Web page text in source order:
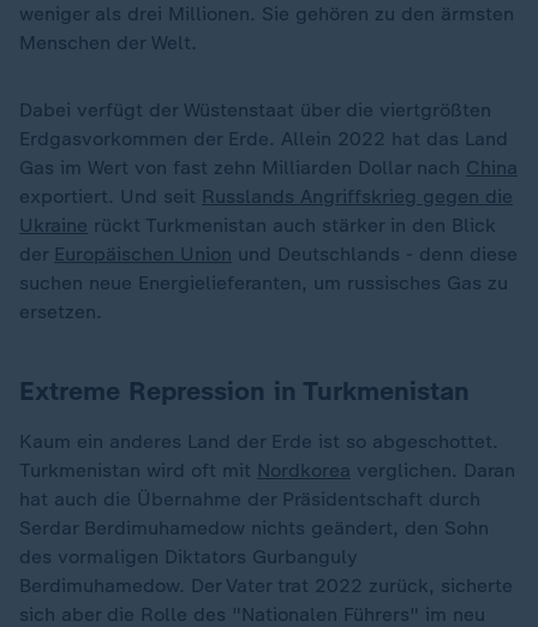
weniger als drei Millionen. Sie gehören zu den ärmsten
Menschen der Welt.
Dabei verfügt der Wüstenstaat über die viertgrößten
Erdgasvorkommen der Erde. Allein 2022 hat das Land
Gas im Wert von fast zehn Milliarden Dollar nach China
exportiert. Und seit Russlands Angriffskrieg gegen die
Ukraine rückt Turkmenistan auch stärker in den Blick
der Europäischen Union und Deutschlands - denn diese
suchen neue Energielieferanten, um russisches Gas zu
ersetzen.
Extreme Repression in Turkmenistan
Kaum ein anderes Land der Erde ist so abgeschottet.
Turkmenistan wird oft mit Nordkorea verglichen. Daran
hat auch die Übernahme der Präsidentschaft durch
Serdar Berdimuhamedow nichts geändert, den Sohn
des vormaligen Diktators Gurbanguly
Berdimuhamedow. Der Vater trat 2022 zurück, sicherte
sich aber die Rolle des "Nationalen Führers" im neu